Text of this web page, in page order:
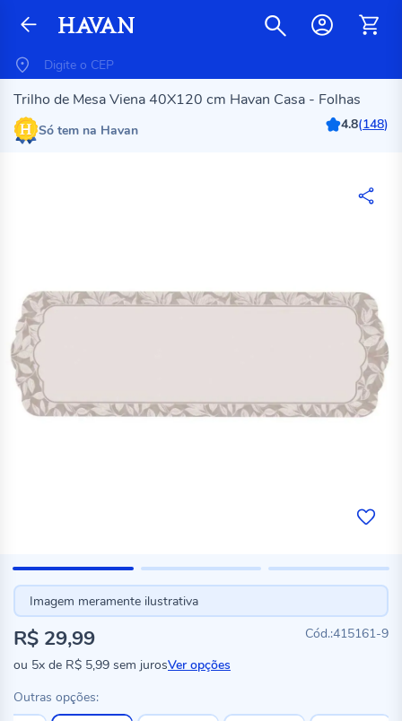
Trilho de Mesa Viena 40X120 cm Havan Casa - Folhas
Só tem na Havan 4.8(148)
Imagem meramente ilustrativa
415161-9
R$ 29,99
ou 5x de R$ 5,99 sem jurosVer opções
Outras opções: